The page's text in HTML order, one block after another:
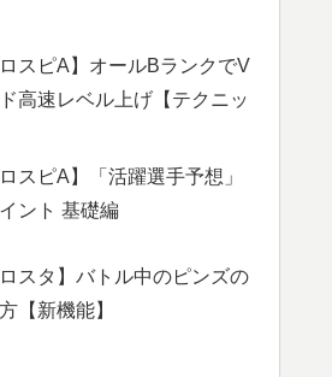
ロスピA】オールBランクでV
高速レベル上げ【テクニッ
ロスピA】「活躍選手予想」
ント 基礎編
ロスタ】バトル中のピンズの
【新機能】